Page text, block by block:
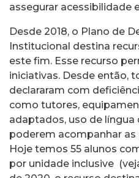
assegurar acessibilidade
Desde 2018, o Plano de
Institucional destina
este fim. Esse recurso
iniciativas. Desde então,
declararam com
como tutores,
adaptados, uso de língua
poderem acompanhar
Hoje temos 55 alunos
por unidade inclusive